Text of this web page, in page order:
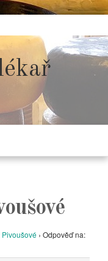
Pivoušové › Odpověď na: